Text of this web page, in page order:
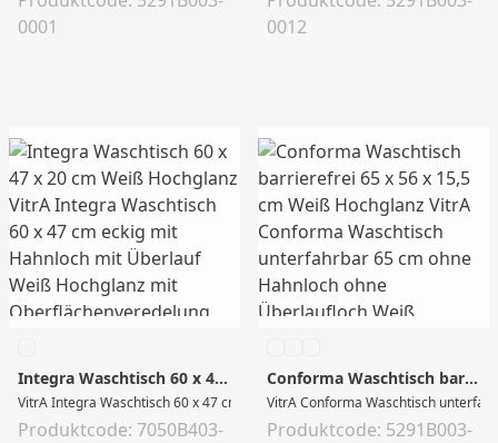
0001
0012
Integra Waschtisch 60 x 47 x 20 cm Weiß Hochglanz
VitrA Integra Waschtisch 60 x 47 cm eckig mit Hahnloch mit Überlauf Weiß
Produktcode: 7050B403-
Conforma Waschtisch barrierefrei 65 x 56 x 15,5 cm Weiß Hochglanz
VitrA Conforma Waschtisch
Produktcode: 5291B003-